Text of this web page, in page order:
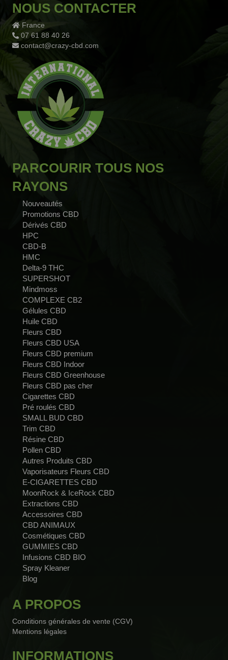
NOUS CONTACTER
France
07 61 88 40 26
contact@crazy-cbd.com
PARCOURIR TOUS NOS
RAYONS
Nouveautés
Promotions CBD
Dérivés CBD
HPC
CBD-B
HMC
Delta-9 THC
SUPERSHOT
Mindmoss
COMPLEXE CB2
Gélules CBD
Huile CBD
Fleurs CBD
Fleurs CBD USA
Fleurs CBD premium
Fleurs CBD Indoor
Fleurs CBD Greenhouse
Fleurs CBD pas cher
Cigarettes CBD
Pré roulés CBD
SMALL BUD CBD
Trim CBD
Résine CBD
Pollen CBD
Autres Produits CBD
Vaporisateurs Fleurs CBD
E-CIGARETTES CBD
MoonRock & IceRock CBD
Extractions CBD
Accessoires CBD
CBD ANIMAUX
Cosmétiques CBD
GUMMIES CBD
Infusions CBD BIO
Spray Kleaner
Blog
A PROPOS
Conditions générales de vente (CGV)
Mentions légales
INFORMATIONS